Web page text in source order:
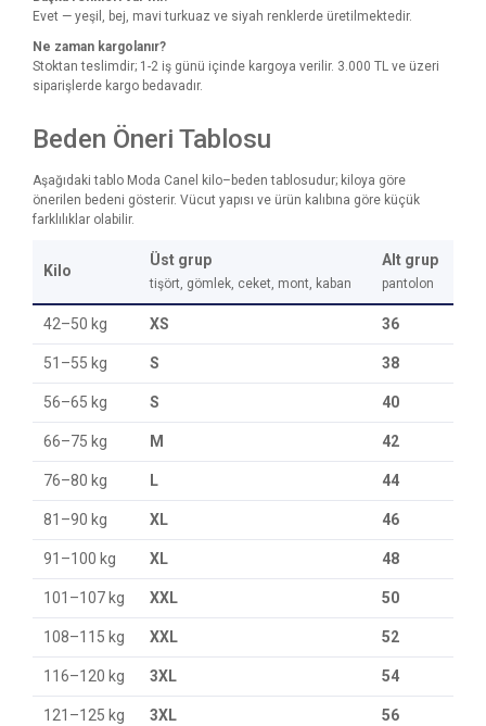
Evet — yeşil, bej, mavi turkuaz ve siyah renklerde üretilmektedir.
Ne zaman kargolanır?
Stoktan teslimdir; 1-2 iş günü içinde kargoya verilir. 3.000 TL ve üzeri
siparişlerde kargo bedavadır.
Beden Öneri Tablosu
Aşağıdaki tablo Moda Canel kilo–beden tablosudur; kiloya göre
önerilen bedeni gösterir. Vücut yapısı ve ürün kalıbına göre küçük
farklılıklar olabilir.
Kilo
Üst grup
tişört, gömlek, ceket, mont, kaban
Alt grup
pantolon
42–50 kg XS 36
51–55 kg S 38
56–65 kg S 40
66–75 kg M 42
76–80 kg L 44
81–90 kg XL 46
91–100 kg XL 48
101–107 kg XXL 50
108–115 kg XXL 52
116–120 kg 3XL 54
121–125 kg 3XL 56